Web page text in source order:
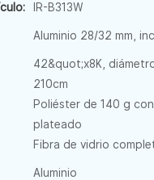
IR-B313W
Aluminio 28/32 mm,
42&quot;x8K,
210cm
Poliéster de 140 g
plateado
Fibra de vidrio
Aluminio